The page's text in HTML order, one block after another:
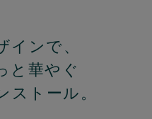
インで、
と華やぐ
ストール。